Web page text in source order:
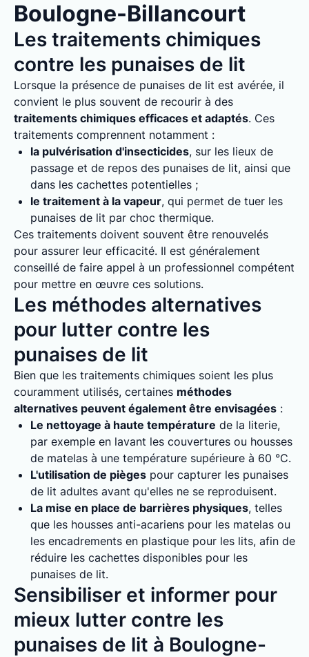
Boulogne-Billancourt
Les traitements chimiques
contre les punaises de lit
Lorsque la présence de punaises de lit est avérée, il
convient le plus souvent de recourir à des
traitements chimiques efficaces et adaptés. Ces
traitements comprennent notamment :
la pulvérisation d'insecticides, sur les lieux de
passage et de repos des punaises de lit, ainsi que
dans les cachettes potentielles ;
le traitement à la vapeur, qui permet de tuer les
punaises de lit par choc thermique.
Ces traitements doivent souvent être renouvelés
pour assurer leur efficacité. Il est généralement
conseillé de faire appel à un professionnel compétent
pour mettre en œuvre ces solutions.
Les méthodes alternatives
pour lutter contre les
punaises de lit
Bien que les traitements chimiques soient les plus
couramment utilisés, certaines méthodes
alternatives peuvent également être envisagées :
Le nettoyage à haute température de la literie,
par exemple en lavant les couvertures ou housses
de matelas à une température supérieure à 60 °C.
L'utilisation de pièges pour capturer les punaises
de lit adultes avant qu'elles ne se reproduisent.
La mise en place de barrières physiques, telles
que les housses anti-acariens pour les matelas ou
les encadrements en plastique pour les lits, afin de
réduire les cachettes disponibles pour les
punaises de lit.
Sensibiliser et informer pour
mieux lutter contre les
punaises de lit à Boulogne-